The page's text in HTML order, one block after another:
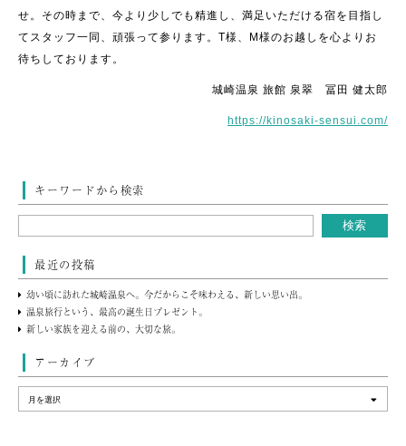
せ。その時まで、今より少しでも精進し、満足いただける宿を目指し
てスタッフ一同、頑張って参ります。T様、M様のお越しを心よりお
待ちしております。
城崎温泉 旅館 泉翠 冨田 健太郎
https://kinosaki-sensui.com/
キーワードから検索
最近の投稿
幼い頃に訪れた城崎温泉へ。今だからこそ味わえる、新しい思い出。
温泉旅行という、最高の誕生日プレゼント。
新しい家族を迎える前の、大切な旅。
アーカイブ